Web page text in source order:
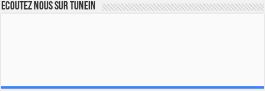
Ecoutez nous sur TuneIn